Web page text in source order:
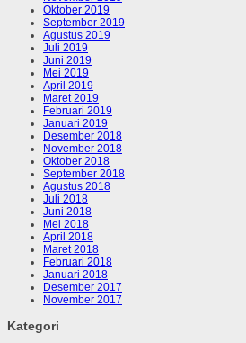
Oktober 2019
September 2019
Agustus 2019
Juli 2019
Juni 2019
Mei 2019
April 2019
Maret 2019
Februari 2019
Januari 2019
Desember 2018
November 2018
Oktober 2018
September 2018
Agustus 2018
Juli 2018
Juni 2018
Mei 2018
April 2018
Maret 2018
Februari 2018
Januari 2018
Desember 2017
November 2017
Kategori